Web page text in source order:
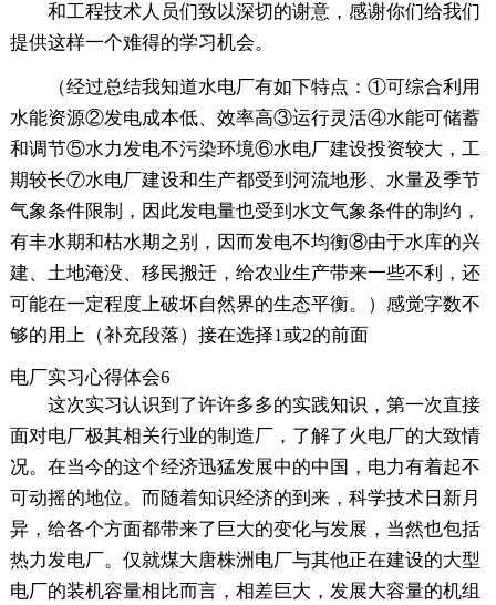
和工程技术人员们致以深切的谢意，感谢你们给我们
提供这样一个难得的学习机会。
（经过总结我知道水电厂有如下特点：①可综合利用
水能资源②发电成本低、效率高③运行灵活④水能可储蓄
和调节⑤水力发电不污染环境⑥水电厂建设投资较大，工
期较长⑦水电厂建设和生产都受到河流地形、水量及季节
气象条件限制，因此发电量也受到水文气象条件的制约，
有丰水期和枯水期之别，因而发电不均衡⑧由于水库的兴
建、土地淹没、移民搬迁，给农业生产带来一些不利，还
可能在一定程度上破坏自然界的生态平衡。）感觉字数不
够的用上（补充段落）接在选择1或2的前面
电厂实习心得体会6
这次实习认识到了许许多多的实践知识，第一次直接
面对电厂极其相关行业的制造厂，了解了火电厂的大致情
况。在当今的这个经济迅猛发展中的中国，电力有着起不
可动摇的地位。而随着知识经济的到来，科学技术日新月
异，给各个方面都带来了巨大的变化与发展，当然也包括
热力发电厂。仅就煤大唐株洲电厂与其他正在建设的大型
电厂的装机容量相比而言，相差巨大，发展大容量的机组